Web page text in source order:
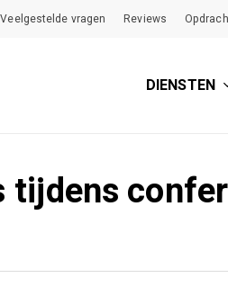
Veelgestelde vragen Reviews
DIENSTEN
tijdens